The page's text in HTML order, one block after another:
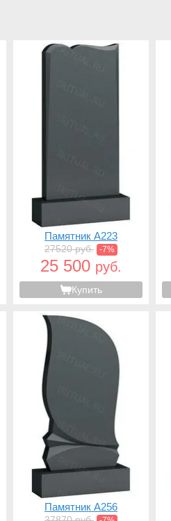
Памятник A223
27520 руб. -7%
25 500 руб.
Купить
Памятник A256